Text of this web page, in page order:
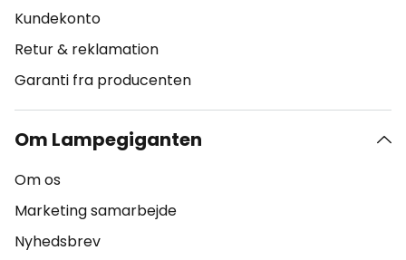
Kundekonto
Retur & reklamation
Garanti fra producenten
Om Lampegiganten
Om os
Marketing samarbejde
Nyhedsbrev